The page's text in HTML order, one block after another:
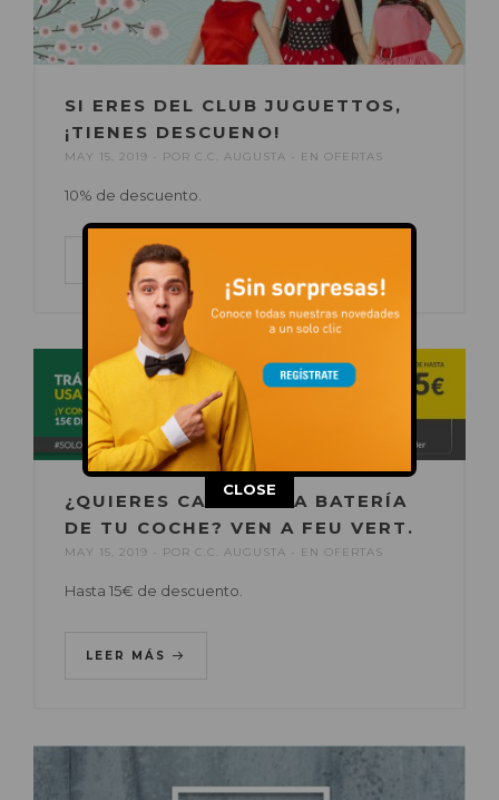
SI ERES DEL CLUB JUGUETTOS,
¡TIENES DESCUENO!
MAY 15, 2019 POR C.C. AUGUSTA EN OFERTAS
10% de descuento.
LEER MÁS
¿QUIERES CAMBIAR LA BATERÍA
DE TU COCHE? VEN A FEU VERT.
MAY 15, 2019 POR C.C. AUGUSTA EN OFERTAS
Hasta 15€ de descuento.
LEER MÁS
This popup will close in:
CLOSE